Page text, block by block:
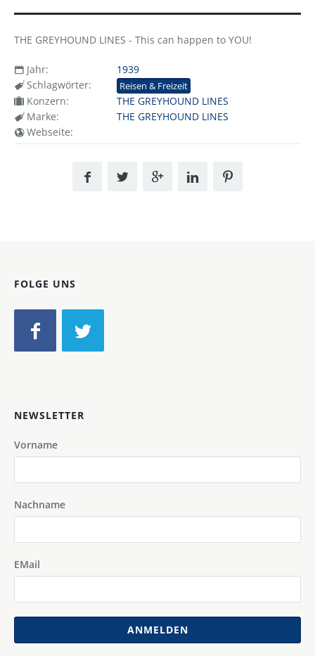
THE GREYHOUND LINES - This can happen to YOU!
Jahr:
1939
Schlagwörter:
Reisen & Freizeit
Konzern:
THE GREYHOUND LINES
Marke:
THE GREYHOUND LINES
Webseite:
FOLGE UNS
NEWSLETTER
Vorname
Nachname
EMail
ANMELDEN